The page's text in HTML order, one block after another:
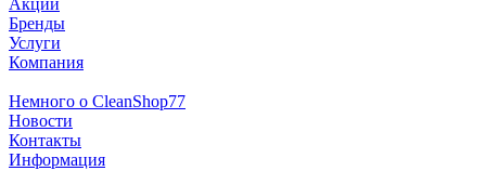
Акции
Бренды
Услуги
Компания
Немного о CleanShop77
Новости
Контакты
Информация